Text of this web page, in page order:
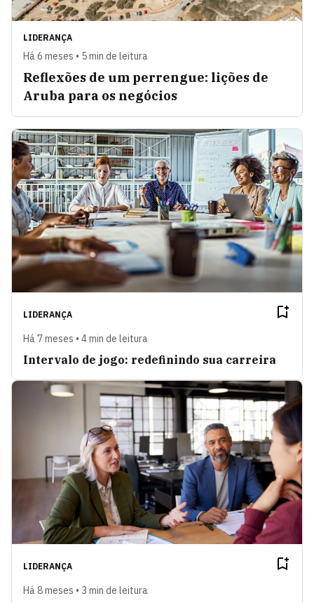
LIDERANÇA
Há 6 meses • 5 min de leitura
Reflexões de um perrengue: lições de
Aruba para os negócios
LIDERANÇA
Há 7 meses • 4 min de leitura
Intervalo de jogo: redefinindo sua carreira
LIDERANÇA
Há 8 meses • 3 min de leitura